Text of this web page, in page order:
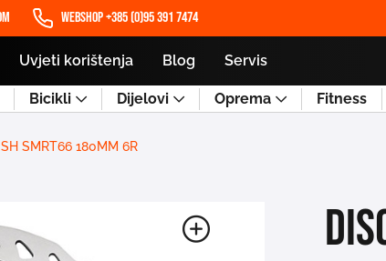
WEBSHOP +385 (0)95 391 7474
Uvjeti korištenja Blog Servis
Bicikli Dijelovi Oprema Fitness
SMRT66 180MM 6R